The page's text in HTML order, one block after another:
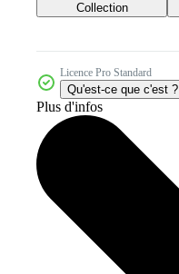
Collection
Licence Pro Standard
Qu'est-ce que c'est ?
Plus d'infos